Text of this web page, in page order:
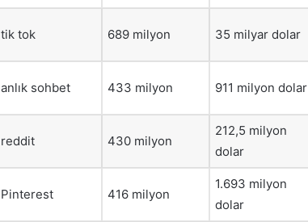
tik tok 689 milyon 35 milyar dolar
anlık sohbet 433 milyon 911 milyon dolar
reddit 430 milyon
212,5 milyon
dolar
Pinterest 416 milyon
1.693 milyon
dolar